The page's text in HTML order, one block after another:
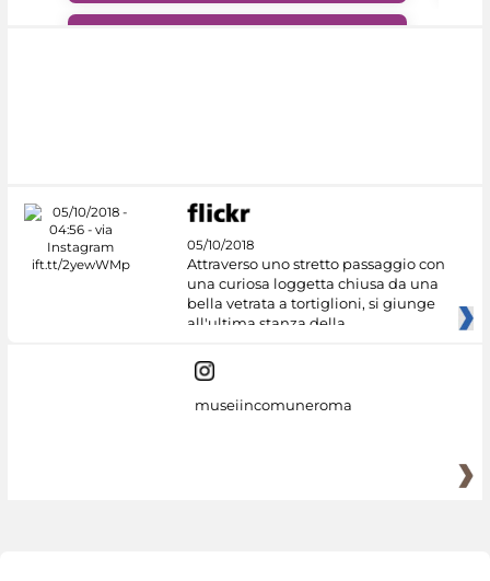
05/10/2018
Attraverso uno stretto passaggio con
una curiosa loggetta chiusa da una
bella vetrata a tortiglioni, si giunge
all'ultima stanza della
museiincomuneroma